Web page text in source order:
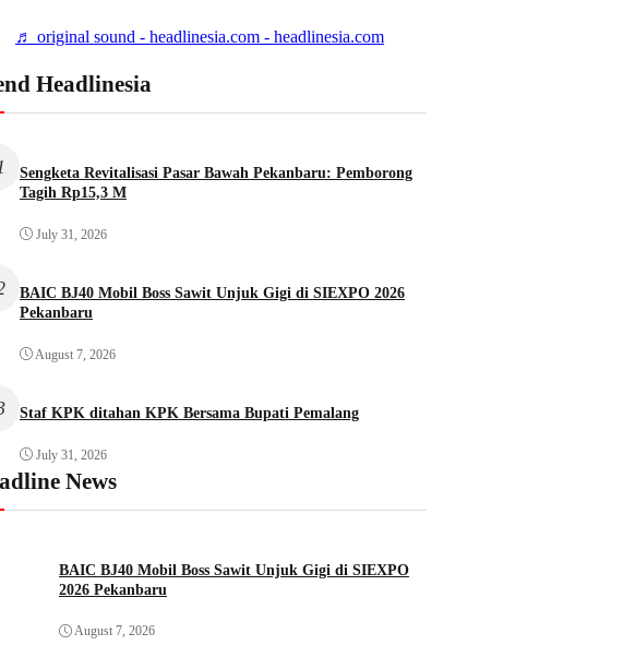
♬ original sound - headlinesia.com - headlinesia.com
Headlinesia
Sengketa Revitalisasi Pasar Bawah Pekanbaru: Pemborong
Tagih Rp15,3 M
July 31, 2026
BAIC BJ40 Mobil Boss Sawit Unjuk Gigi di SIEXPO 2026
Pekanbaru
August 7, 2026
Staf KPK ditahan KPK Bersama Bupati Pemalang
July 31, 2026
News
BAIC BJ40 Mobil Boss Sawit Unjuk Gigi di SIEXPO
2026 Pekanbaru
August 7, 2026